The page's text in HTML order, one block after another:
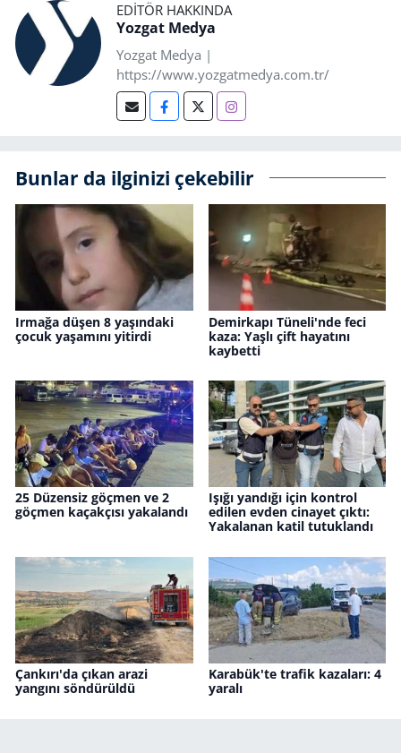
EDITÖR HAKKINDA
Yozgat Medya
Yozgat Medya |
https://www.yozgatmedya.com.tr/
Bunlar da ilginizi çekebilir
Irmağa düşen 8 yaşındaki
çocuk yaşamını yitirdi
Demirkapı Tüneli'nde feci
kaza: Yaşlı çift hayatını
kaybetti
25 Düzensiz göçmen ve 2
göçmen kaçakçısı yakalandı
Işığı yandığı için kontrol
edilen evden cinayet çıktı:
Yakalanan katil tutuklandı
Çankırı'da çıkan arazi
yangını söndürüldü
Karabük'te trafik kazaları: 4
yaralı